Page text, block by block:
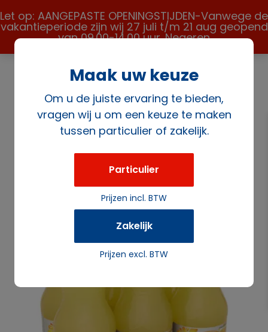
Let op: AANGEPASTE OPENINGSTIJDEN-Vanwege de
vakantieperiode zijn wij 27 juli t/m 21 aug geopend
van 09.00-14.00 uur.Negeren
Verkoopartikelen / Tray 6st. Fanta
Maak uw keuze
Om u de juiste ervaring te bieden,
vragen wij u om een keuze te maken
tussen particulier of zakelijk.
Particulier
Prijzen incl. BTW
Zakelijk
Prijzen excl. BTW